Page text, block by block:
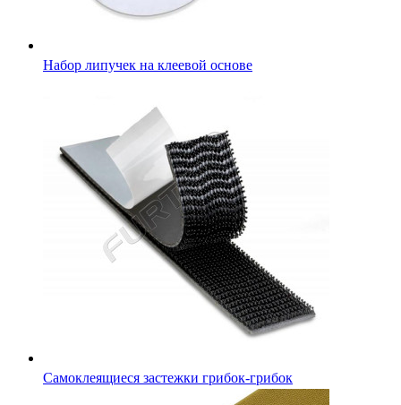
Набор липучек на клеевой основе
Самоклеящиеся застежки грибок-грибок